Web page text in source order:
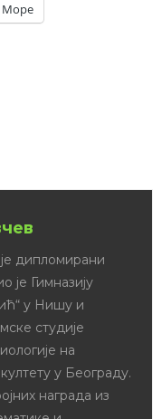
Море
резултати
из
за
основних